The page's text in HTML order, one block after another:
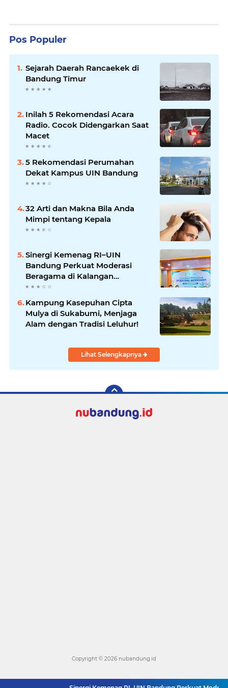
Pos Populer
Sejarah Daerah Rancaekek di
Bandung Timur
Inilah 5 Rekomendasi Acara
Radio. Cocok Didengarkan Saat
Macet
5 Rekomendasi Perumahan
Dekat Kampus UIN Bandung
32 Arti dan Makna Bila Anda
Mimpi tentang Kepala
Sinergi Kemenag RI–UIN
Bandung Perkuat Moderasi
Beragama di Kalangan
Mahasiswa
Kampung Kasepuhan Cipta
Mulya di Sukabumi, Menjaga
Alam dengan Tradisi Leluhur!
Lihat Selengkapnya
Copyright © 2026 nubandung.id